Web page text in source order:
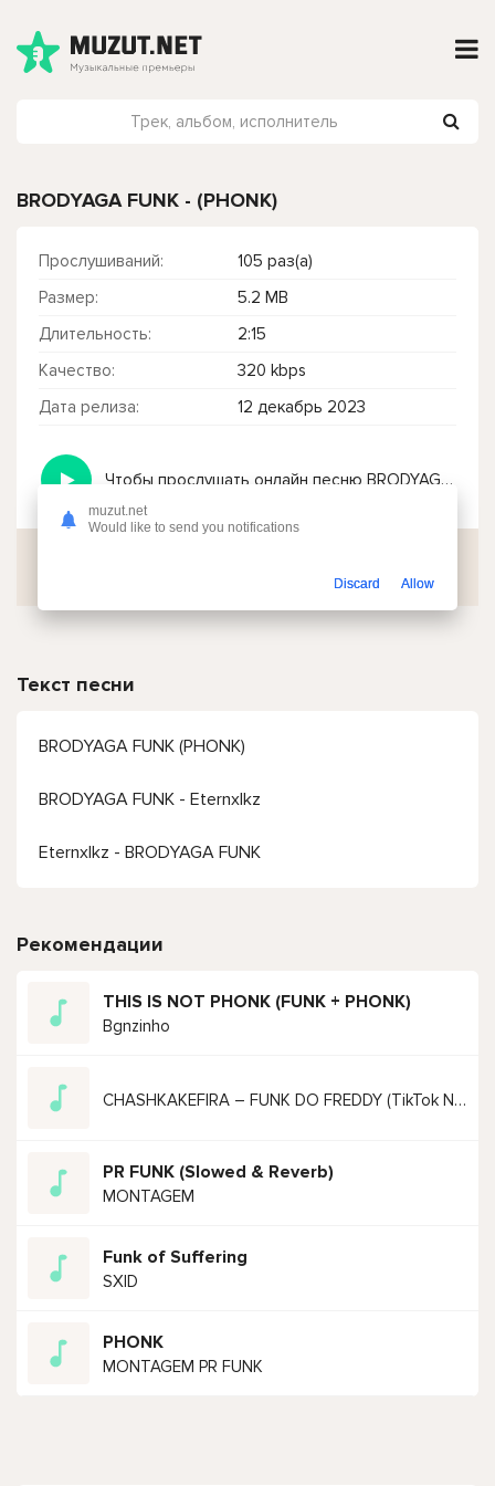
BRODYAGA FUNK - (PHONK)
Прослушиваний:
105 раз(а)
Размер:
5.2 MB
Длительность:
2:15
Качество:
320 kbps
Дата релиза:
12 декабрь 2023
Чтобы прослушать онлайн песню BRODYAGA FUNK - (PHONK) нажмите на кнопку плей с светом зелений
Текст песни
BRODYAGA FUNK (PHONK)
BRODYAGA FUNK - Eternxlkz
Eternxlkz - BRODYAGA FUNK
Рекомендации
THIS IS NOT PHONK (FUNK + PHONK)
Bgnzinho
CHASHKAKEFIRA – FUNK DO FREDDY (TikTok New Hot Viral Brazilian Phonk Funk Hit Remix 2023)
PR FUNK (Slowed & Reverb)
MONTAGEM
Funk of Suffering
SXID
PHONK
MONTAGEM PR FUNK
muzut.net
Would like to send you notifications
Discard Allow